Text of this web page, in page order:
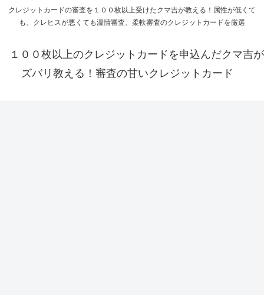
クレジットカードの審査を１００枚以上受けたクマ吉が教える！属性が低くて
も、クレヒスが悪くても温情審査、柔軟審査のクレジットカードを厳選
１００枚以上のクレジットカードを申込んだクマ吉が
ズバリ教える！審査の甘いクレジットカード